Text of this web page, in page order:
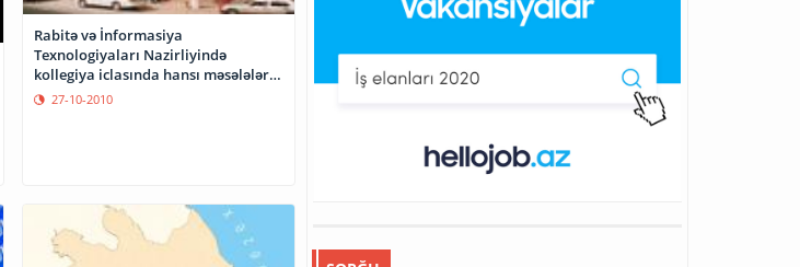
Rabitə və İnformasiya
Texnologiyaları Nazirliyində
kollegiya iclasında hansı məsələlər
müzakirə olundu?
27-10-2010